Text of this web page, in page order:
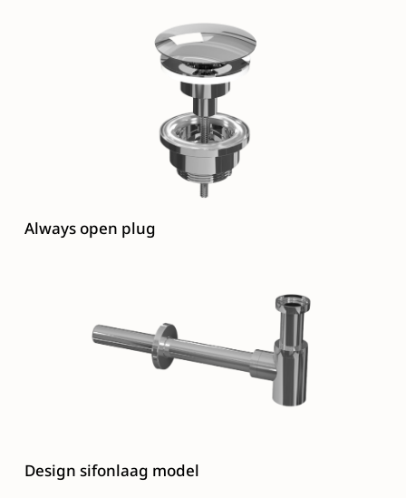
Always open plug
Design sifonlaag model